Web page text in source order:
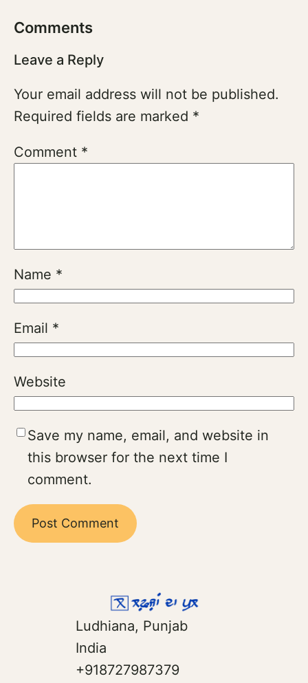
Comments
Leave a Reply
Your email address will not be published.
Required fields are marked *
Comment *
Name *
Email *
Website
Save my name, email, and website in
this browser for the next time I
comment.
Ludhiana, Punjab
India
+918727987379